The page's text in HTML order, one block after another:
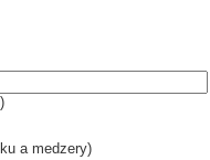
a medzery)